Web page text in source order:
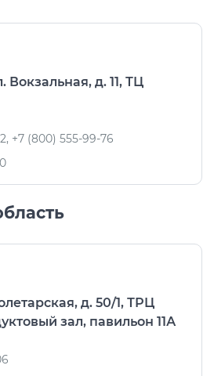
Вокзальная, д. 11, ТЦ
+7 (800) 555-99-76
д. 50/1, ТРЦ
зал, павильон 11А